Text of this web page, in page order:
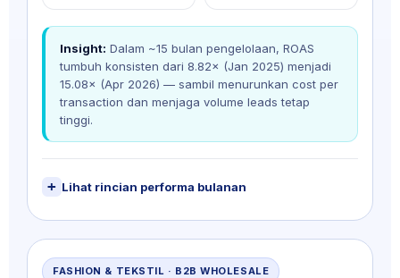
Insight: Dalam ~15 bulan pengelolaan, ROAS
tumbuh konsisten dari 8.82× (Jan 2025) menjadi
15.08× (Apr 2026) — sambil menurunkan cost per
transaction dan menjaga volume leads tetap
tinggi.
Lihat rincian performa bulanan
FASHION & TEKSTIL · B2B WHOLESALE